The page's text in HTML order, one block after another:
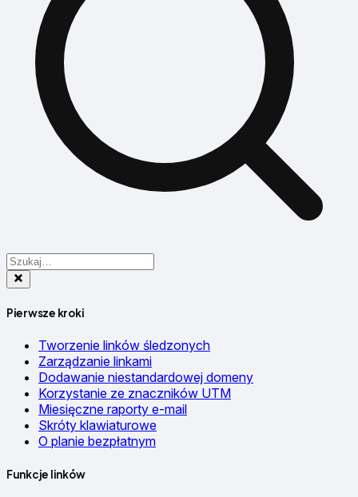
Pierwsze kroki
Tworzenie linków śledzonych
Zarządzanie linkami
Dodawanie niestandardowej domeny
Korzystanie ze znaczników UTM
Miesięczne raporty e-mail
Skróty klawiaturowe
O planie bezpłatnym
Funkcje linków